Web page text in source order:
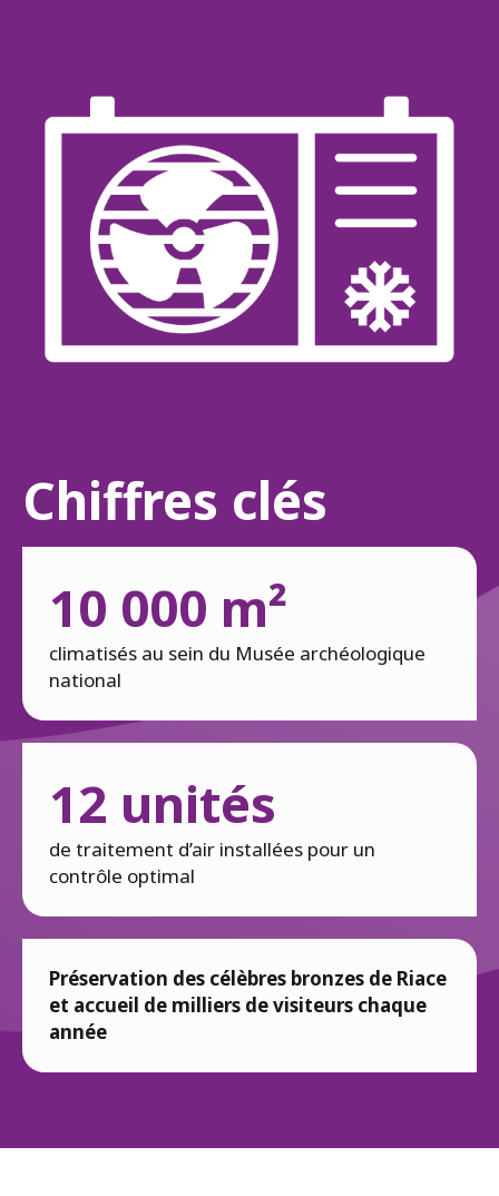
10 000 m²
climatisés au sein du Musée archéologique
national
12 unités
de traitement d’air installées pour un
contrôle optimal
Préservation des célèbres bronzes de Riace
et accueil de milliers de visiteurs chaque
année
Chiffres clés